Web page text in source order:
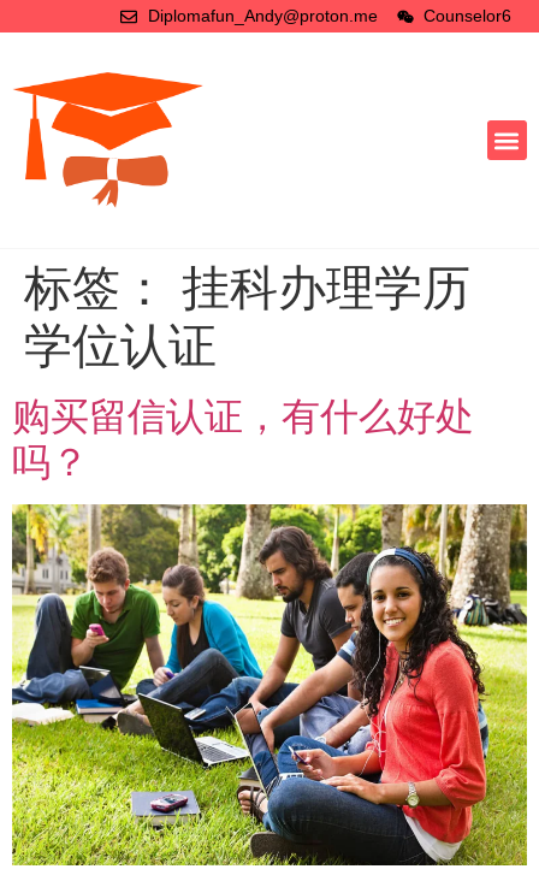
Diplomafun_Andy@proton.me Counselor6
标签： 挂科办理学历
学位认证
购买留信认证，有什么好处
吗？